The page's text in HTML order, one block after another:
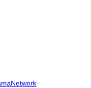
Network